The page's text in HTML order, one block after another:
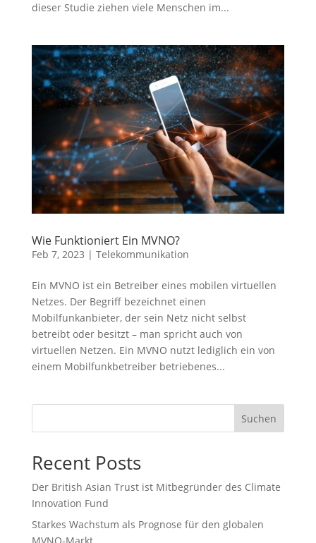
dieser Studie ziehen viele Menschen im...
Wie Funktioniert Ein MVNO?
Feb 7, 2023 | Telekommunikation
Ein MVNO ist ein Betreiber eines mobilen virtuellen
Netzes. Der Begriff bezeichnet einen
Mobilfunkanbieter, der sein Netz nicht selbst
betreibt oder besitzt – man spricht auch von
virtuellen Netzen. Ein MVNO nutzt lediglich ein von
einem Mobilfunkbetreiber betriebenes...
Suchen
Recent Posts
Der British Asian Trust ist Mitbegründer des Climate
Innovation Fund
Starkes Wachstum als Prognose für den globalen